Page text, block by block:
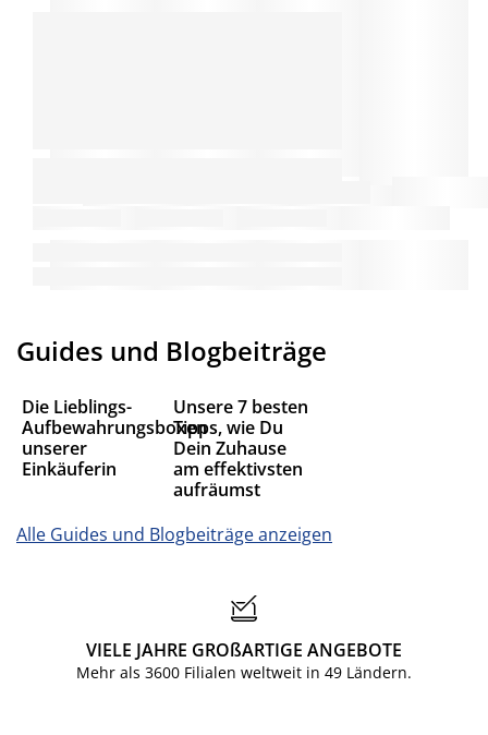
Guides und Blogbeiträge
Die Lieblings-
Aufbewahrungsboxen
unserer
Einkäuferin
Unsere 7 besten
Tipps, wie Du
Dein Zuhause
am effektivsten
aufräumst
Alle Guides und Blogbeiträge anzeigen
VIELE JAHRE GROßARTIGE ANGEBOTE
Mehr als 3600 Filialen weltweit in 49 Ländern.